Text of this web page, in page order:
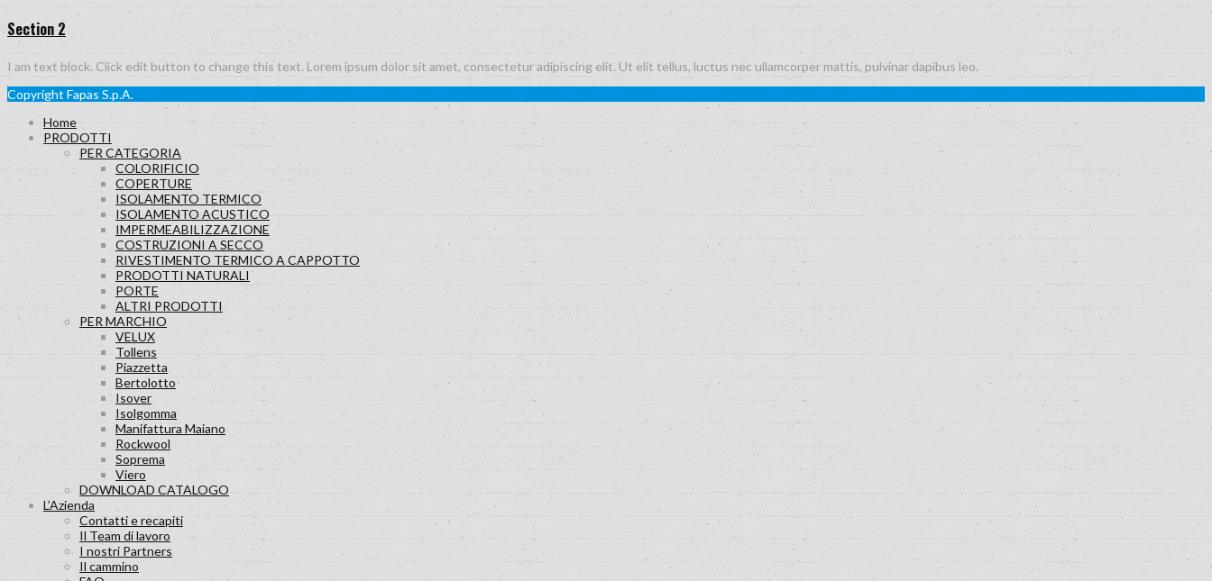
Section 2
I am text block. Click edit button to change this text. Lorem ipsum dolor sit amet, consectetur adipiscing elit. Ut elit tellus, luctus nec ullamcorper mattis, pulvinar dapibus leo.
Copyright Fapas S.p.A.
Home
PRODOTTI
PER CATEGORIA
COLORIFICIO
COPERTURE
ISOLAMENTO TERMICO
ISOLAMENTO ACUSTICO
IMPERMEABILIZZAZIONE
COSTRUZIONI A SECCO
RIVESTIMENTO TERMICO A CAPPOTTO
PRODOTTI NATURALI
PORTE
ALTRI PRODOTTI
PER MARCHIO
VELUX
Tollens
Piazzetta
Bertolotto
Isover
Isolgomma
Manifattura Maiano
Rockwool
Soprema
Viero
DOWNLOAD CATALOGO
L’Azienda
Contatti e recapiti
Il Team di lavoro
I nostri Partners
Il cammino